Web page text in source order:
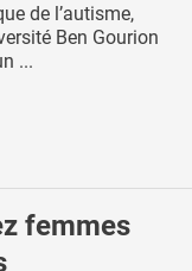
de l’autisme,
Ben Gourion
...
femmes